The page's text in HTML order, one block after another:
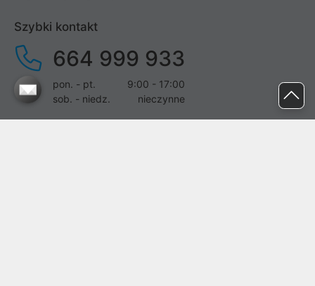
Szybki kontakt
664 999 933
pon. - pt.
9:00 - 17:00
sob. - niedz.
nieczynne